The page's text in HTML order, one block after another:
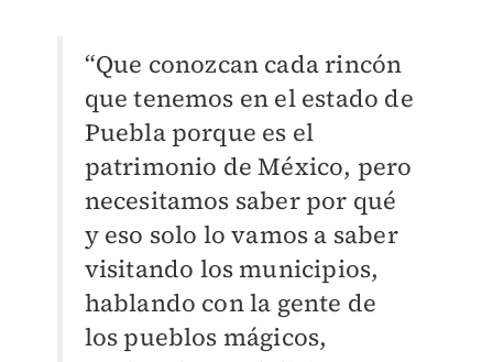
“Que conozcan cada rincón
que tenemos en el estado de
Puebla porque es el
patrimonio de México, pero
necesitamos saber por qué
y eso solo lo vamos a saber
visitando los municipios,
hablando con la gente de
los pueblos mágicos,